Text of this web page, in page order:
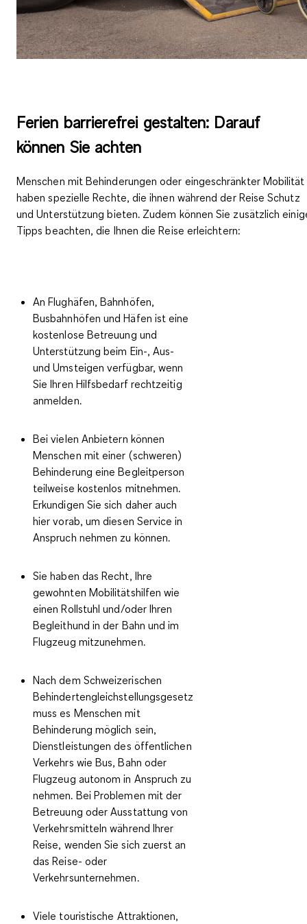
Ferien barrierefrei gestalten: Darauf
können Sie achten
Menschen mit Behinderungen oder eingeschränkter Mobilität
haben spezielle Rechte, die ihnen während der Reise Schutz
und Unterstützung bieten. Zudem können Sie zusätzlich
Tipps beachten, die Ihnen die Reise erleichtern:
An Flughäfen, Bahnhöfen,
Busbahnhöfen und Häfen ist eine
kostenlose Betreuung und
Unterstützung beim Ein-, Aus-
und Umsteigen verfügbar, wenn
Sie Ihren Hilfsbedarf rechtzeitig
anmelden.
Bei vielen Anbietern können
Menschen mit einer (schweren)
Behinderung eineBegleitperson
teilweise kostenlos mitnehmen.
Erkundigen Sie sich daher auch
hier vorab, um diesen Service in
Anspruch nehmen zu können.
Sie haben das Recht, Ihre
gewohnten Mobilitätshilfen wie
einen Rollstuhl und/oder Ihren
Begleithund in der Bahn und im
Flugzeug mitzunehmen.
Nach dem Schweizerischen
Behindertengleichstellungsgesetz
muss es Menschen mit
Behinderung möglich sein,
Dienstleistungen des öffentlichen
Verkehrs wie Bus, Bahn oder
Flugzeug autonom in Anspruch zu
nehmen. Bei Problemen mit der
Betreuung oder Ausstattung von
Verkehrsmitteln während Ihrer
Reise, wenden Sie sich zuerst an
das Reise- oder
Verkehrsunternehmen.
Viele touristische Attraktionen,